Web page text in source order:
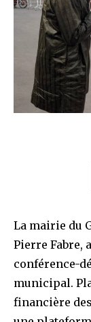
La mairie du
Pierre Fabre,
conférence-
municipal.
financière